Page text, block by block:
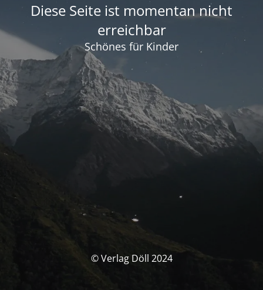
Diese Seite ist momentan nicht
erreichbar
Schönes für Kinder
© Verlag Döll 2024